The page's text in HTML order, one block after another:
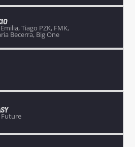
Tiago PZK, FMK,
Becerra, Big One
Future